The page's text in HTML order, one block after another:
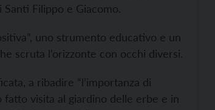
Filippo e Giacomo.
uno strumento educativo e un
scruta l’orizzonte con occhi diversi.
a ribadire “l’importanza di
fatto visita al giardino delle erbe e in